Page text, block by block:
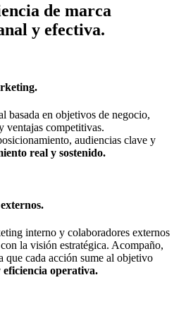
de marca
y efectiva.
basada en objetivos de negocio,
ventajas competitivas.
audiencias clave y
real y sostenido.
interno y colaboradores externos
la visión estratégica. Acompaño,
que cada acción sume al objetivo
eficiencia operativa.